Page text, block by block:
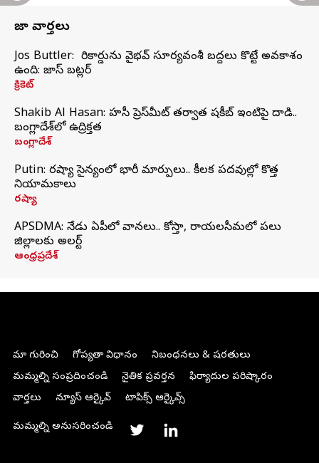
తాజా వార్తలు
Jos Buttler: నా రికార్డును వైభవ్ సూర్యవంశీ బద్దలు కొట్టే అవకాశం
ఉంది: జాస్ బట్లర్
క్రికెట్
Shakib Al Hasan: హసీనా ప్రెస్‌మీట్‌ తర్వాత షకీబ్‌ ఇంటిపై దాడి..
బంగ్లాదేశ్‌లో ఉద్రిక్తత
బంగ్లాదేశ్
Putin: రష్యా సైన్యంలో భారీ మార్పులు.. కీలక పదవుల్లో కొత్త
నియామకాలు
రష్యా
APSDMA: నేడు ఏపీలో వానలు.. కోస్తా, రాయలసీమలో పలు
జిల్లాలకు అలర్ట్
ఆంధ్రప్రదేశ్
మా గురించి గోప్యతా విధానం
నిబంధనలు & షరతులు
మమ్మల్ని సంప్రదించండి
నైతిక ప్రవర్తన
ఫిర్యాదుల పరిష్కారం
వార్తలు
న్యూస్ ఆర్కైవ్ టాపిక్స్ ఆర్కైవ్స్
మమ్మల్ని అనుసరించండి